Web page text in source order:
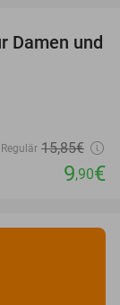
38%
Damen und
Regulär 15,85€
9,90€